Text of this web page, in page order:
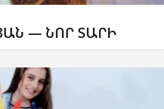
— ՆՈՐ ՏԱՐԻ